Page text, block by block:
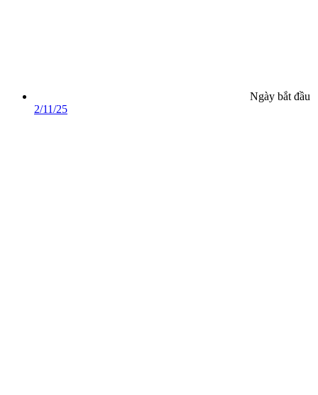
Ngày bắt đầu
2/11/25